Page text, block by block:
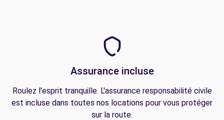
Assurance incluse
Roulez l'esprit tranquille. L'assurance responsabilité civile
est incluse dans toutes nos locations pour vous protéger
sur la route.